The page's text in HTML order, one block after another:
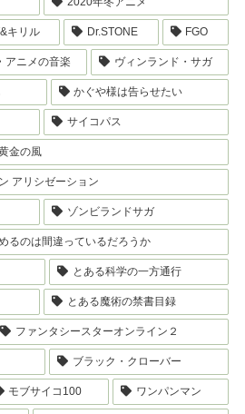
キリル Dr.STONE FGO
アニメの音楽 ヴィンランド・サガ
かぐや様は告らせたい
サイコパス
金の風
アリシゼーション
ゾンビランドサガ
るのは間違っているだろうか
とある科学の一方通行
とある魔術の禁書目録
ファンタシースターオンライン２
ブラック・クローバー
モブサイコ100 ワンパンマン